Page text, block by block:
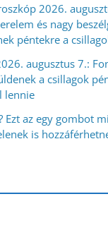
2026.
és nagy
péntekre a
augusztus 7.:
a csillagok
lennie
Ezt az egy gombot
is